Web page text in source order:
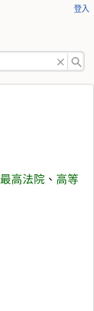
工
登入
最高法院 、 高等